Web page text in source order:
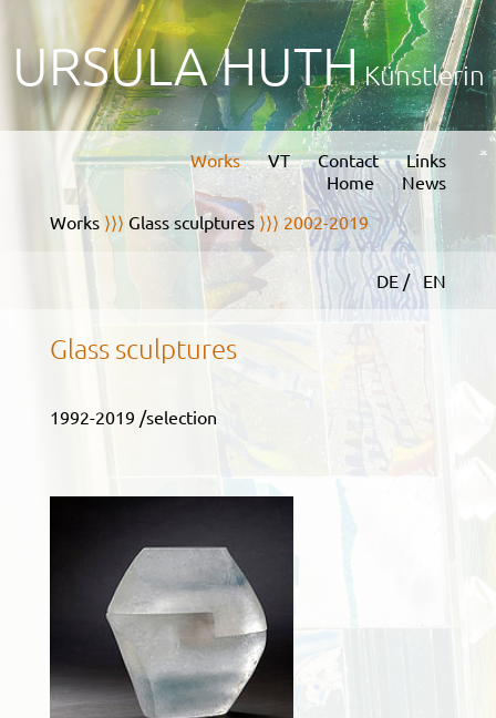
URSULA HUTHKünstlerin
Links
Contact
VT
Works
News
Home
Works⟩⟩⟩ Glass sculptures⟩⟩⟩ 2002-2019
DE / EN
Glass sculptures
1992-2019 /selection